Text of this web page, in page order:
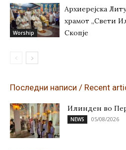
Worship
Архиерејска
храмот „Свети
Скопје
Последни написи / Recent
Илинден во
NEWS 05/08/2026